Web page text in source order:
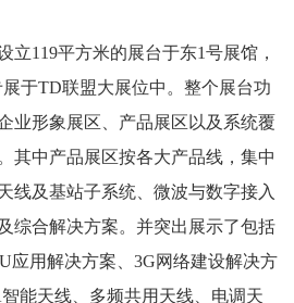
立119平方米的展台于东1号展馆，
展于TD联盟大展位中。整个展台功
业形象展区、产品展区以及系统覆
其中产品展区按各大产品线，集中
线及基站子系统、微波与数字接入
综合解决方案。并突出展示了包括
应用解决方案、 3G网络建设解决方
智能天线、多频共用天线、电调天